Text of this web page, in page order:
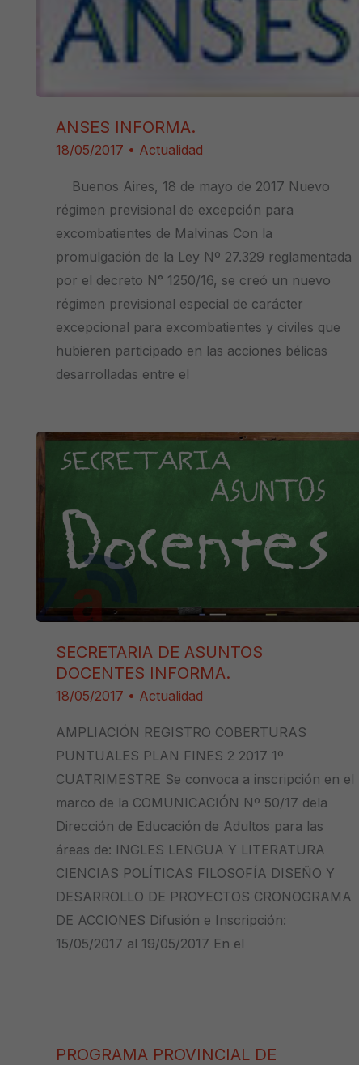
ANSES INFORMA.
18/05/2017 • Actualidad
Buenos Aires, 18 de mayo de 2017 Nuevo
régimen previsional de excepción para
excombatientes de Malvinas Con la
promulgación de la Ley Nº 27.329 reglamentada
por el decreto N° 1250/16, se creó un nuevo
régimen previsional especial de carácter
excepcional para excombatientes y civiles que
hubieren participado en las acciones bélicas
desarrolladas entre el
SECRETARIA DE ASUNTOS
DOCENTES INFORMA.
18/05/2017 • Actualidad
AMPLIACIÓN REGISTRO COBERTURAS
PUNTUALES PLAN FINES 2 2017 1º
CUATRIMESTRE Se convoca a inscripción en el
marco de la COMUNICACIÓN Nº 50/17 dela
Dirección de Educación de Adultos para las
áreas de: INGLES LENGUA Y LITERATURA
CIENCIAS POLÍTICAS FILOSOFÍA DISEÑO Y
DESARROLLO DE PROYECTOS CRONOGRAMA
DE ACCIONES Difusión e Inscripción:
15/05/2017 al 19/05/2017 En el
PROGRAMA PROVINCIAL DE